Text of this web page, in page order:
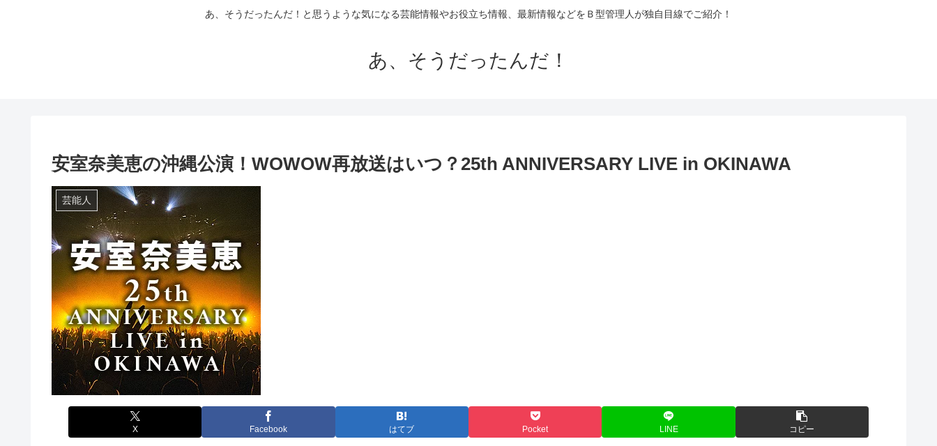
あ、そうだったんだ！と思うような気になる芸能情報やお役立ち情報、最新情報などをＢ型管理人が独自目線でご紹介！
あ、そうだったんだ！
安室奈美恵の沖縄公演！WOWOW再放送はいつ？25th ANNIVERSARY LIVE in OKINAWA
芸能人
X Facebook はてブ Pocket LINE コピー